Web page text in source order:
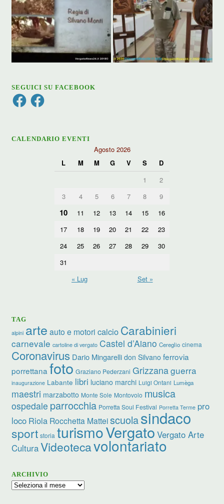
SEGUICI SU FACEBOOK
FacebookFacebook
CALENDARIO EVENTI
Agosto 2026
L
M M G V S
D
1
2
3
4 5 6 7 8 9
10 11 12 13 14 15
16
17
18 19 20 21 22
23
24
25 26 27 28 29
30
31
« Lug
Set »
TAG
alpini arte auto e motori calcio Carabinieri
carnevale cartoline di vergato Castel d’Aiano Cereglio cinema
Coronavirus Dario Mingarelli don Silvano ferrovia
porrettana foto Graziano Pederzani Grizzanaguerra
inaugurazione Labante libri luciano marchi Luigi Ontani Lumèga
maestri marzabotto Monte Sole Montovolo musica
ospedale parrocchia Porretta Soul Festival Porretta Terme pro
loco Riola Rocchetta Matteiscuolasindaco
sport storia turismoVergato Vergato Arte
CulturaVideotecavolontariato
ARCHIVIO
Archivio